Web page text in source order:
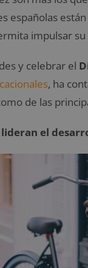
españolas
impulsar
y celebrar el
, ha
de las
el